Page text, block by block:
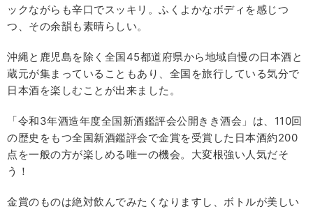
ックながらも辛口でスッキリ。ふくよかなボディを感じつ
つ、その余韻も素晴らしい。
沖縄と鹿児島を除く全国45都道府県から地域自慢の日本酒と
蔵元が集まっていることもあり、全国を旅行している気分で
日本酒を楽しむことが出来ました。
「令和3年酒造年度全国新酒鑑評会公開きき酒会」は、110回
の歴史をもつ全国新酒鑑評会で金賞を受賞した日本酒約200
点を一般の方が楽しめる唯一の機会。大変根強い人気だそ
う！
金賞のものは絶対飲んでみたくなりますし、ボトルが美しい